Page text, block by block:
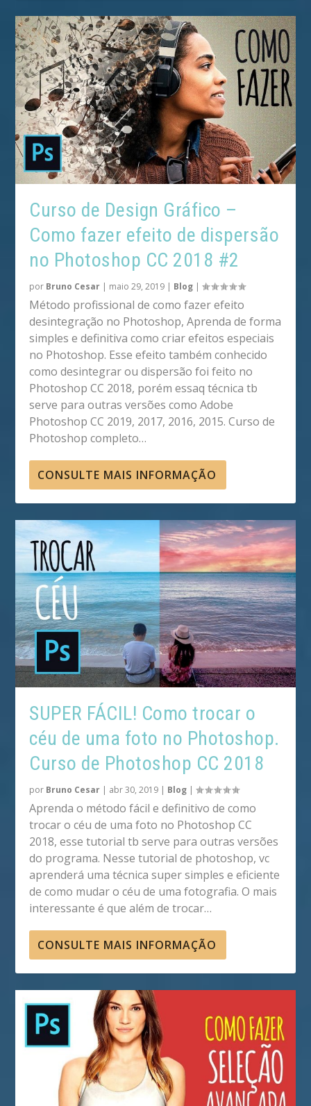
Curso de Design Gráfico –
Como fazer efeito de dispersão
no Photoshop CC 2018 #2
por Bruno Cesar | maio 29, 2019 | Blog |
Método profissional de como fazer efeito
desintegração no Photoshop, Aprenda de forma
simples e definitiva como criar efeitos especiais
no Photoshop. Esse efeito também conhecido
como desintegrar ou dispersão foi feito no
Photoshop CC 2018, porém essaq técnica tb
serve para outras versões como Adobe
Photoshop CC 2019, 2017, 2016, 2015. Curso de
Photoshop completo…
CONSULTE MAIS INFORMAÇÃO
SUPER FÁCIL! Como trocar o
céu de uma foto no Photoshop.
Curso de Photoshop CC 2018
por Bruno Cesar | abr 30, 2019 | Blog |
Aprenda o método fácil e definitivo de como
trocar o céu de uma foto no Photoshop CC
2018, esse tutorial tb serve para outras versões
do programa. Nesse tutorial de photoshop, vc
aprenderá uma técnica super simples e eficiente
de como mudar o céu de uma fotografia. O mais
interessante é que além de trocar…
CONSULTE MAIS INFORMAÇÃO